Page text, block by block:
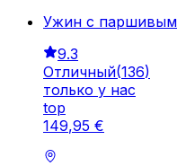
Ужин с паршивым
9.3
Отличный(136)
только у нас
top
149,95 €